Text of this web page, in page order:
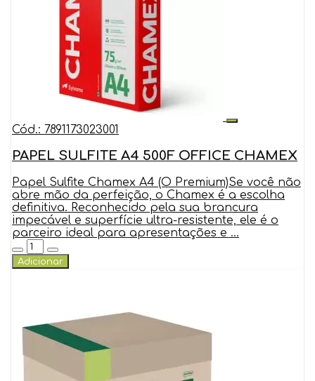
Cód.: 7891173023001
PAPEL SULFITE A4 500F OFFICE CHAMEX
Papel Sulfite Chamex A4 (O Premium)Se você não
abre mão da perfeição, o Chamex é a escolha
definitiva. Reconhecido pela sua brancura
impecável e superfície ultra-resistente, ele é o
parceiro ideal para apresentações e ...
Adicionar